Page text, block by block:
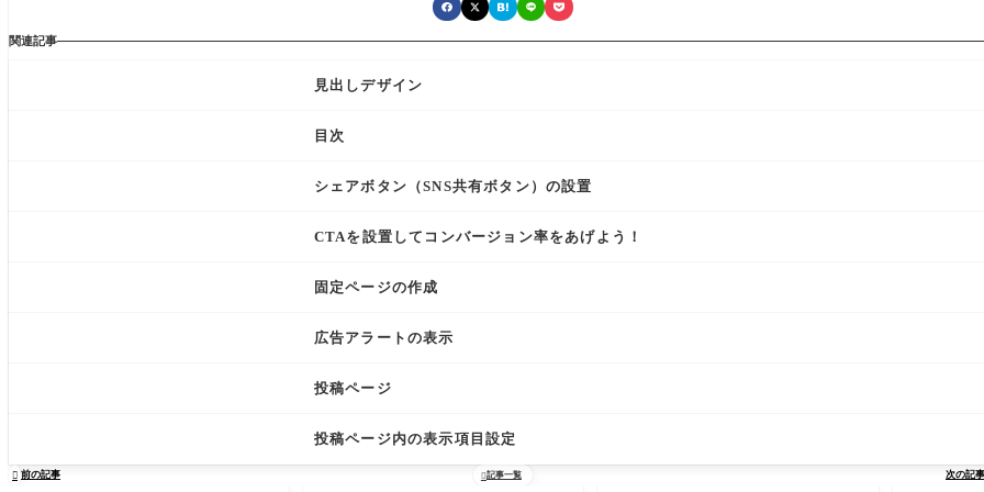
関連記事
見出しデザイン
目次
シェアボタン（SNS共有ボタン）の設置
CTAを設置してコンバージョン率をあげよう！
固定ページの作成
広告アラートの表示
投稿ページ
投稿ページ内の表示項目設定
 前の記事 記事一覧 次の記事